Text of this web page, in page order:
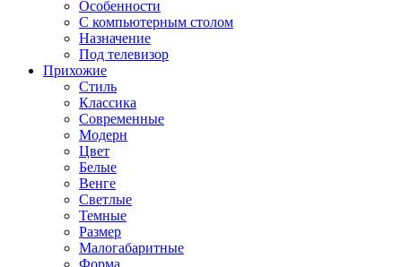
Особенности
С компьютерным столом
Назначение
Под телевизор
Прихожие
Стиль
Классика
Современные
Модерн
Цвет
Белые
Венге
Светлые
Темные
Размер
Малогабаритные
Форма